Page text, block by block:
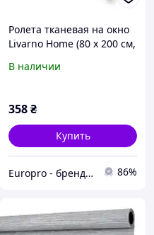
Ролета тканевая на окно
Livarno Home (80 x 200 см,
В наличии
358₴
Купить
Europro - бренд надійної техніки 86%